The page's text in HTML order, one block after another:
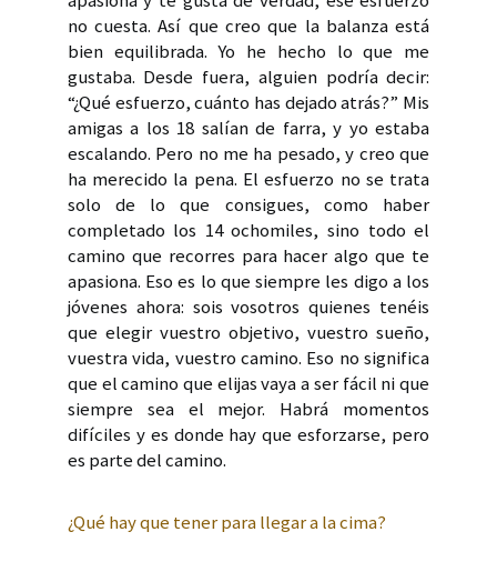
no cuesta. Así que creo que la balanza está
bien equilibrada. Yo he hecho lo que me
gustaba. Desde fuera, alguien podría decir:
“¿Qué esfuerzo, cuánto has dejado atrás?” Mis
amigas a los 18 salían de farra, y yo estaba
escalando. Pero no me ha pesado, y creo que
ha merecido la pena. El esfuerzo no se trata
solo de lo que consigues, como haber
completado los 14 ochomiles, sino todo el
camino que recorres para hacer algo que te
apasiona. Eso es lo que siempre les digo a los
jóvenes ahora: sois vosotros quienes tenéis
que elegir vuestro objetivo, vuestro sueño,
vuestra vida, vuestro camino. Eso no significa
que el camino que elijas vaya a ser fácil ni que
siempre sea el mejor. Habrá momentos
difíciles y es donde hay que esforzarse, pero
es parte del camino.
¿Qué hay que tener para llegar a la cima?